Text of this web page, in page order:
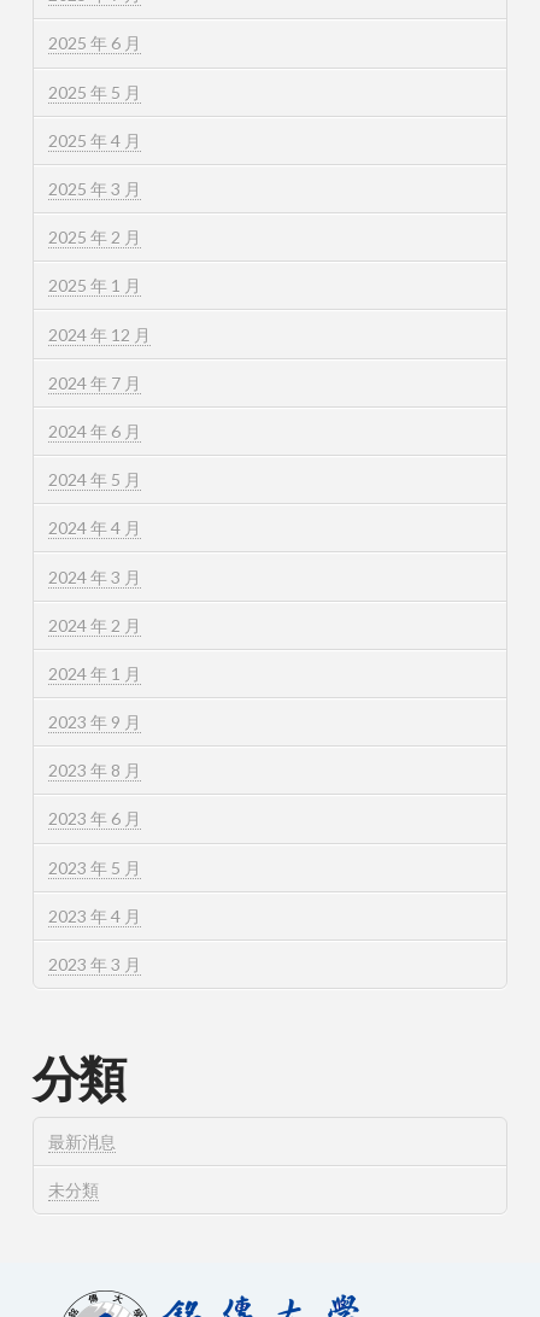
2025 年 6 月
2025 年 5 月
2025 年 4 月
2025 年 3 月
2025 年 2 月
2025 年 1 月
2024 年 12 月
2024 年 7 月
2024 年 6 月
2024 年 5 月
2024 年 4 月
2024 年 3 月
2024 年 2 月
2024 年 1 月
2023 年 9 月
2023 年 8 月
2023 年 6 月
2023 年 5 月
2023 年 4 月
2023 年 3 月
分類
最新消息
未分類